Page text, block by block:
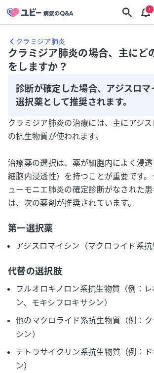
クラミジア肺炎
クラミジア肺炎の場合、主にど
をしますか？
診断が確定した場合、アジスロ
選択薬として推奨されます。
クラミジア肺炎の治療には、主にアジ
の抗生物質が使われます。
治療薬の選択は、薬が細胞内によく浸
細胞内浸透性）を持つことが重要です
ューモニエ肺炎の確定診断がなされた
は、次の薬剤が推奨されています。
第一選択薬
アジスロマイシン（マクロライド系抗
代替の選択肢
フルオロキノロン系抗生物質（例：
ン、モキシフロキサシン）
他のマクロライド系抗生物質（例：
シン）
テトラサイクリン系抗生物質（例：
ン）